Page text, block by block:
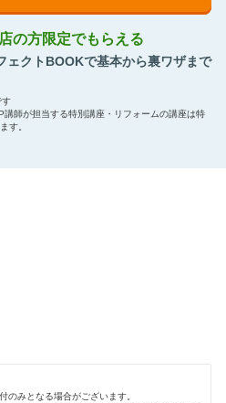
の方限定でもらえる
ェクトBOOKで基本から裏ワザまで
す
講師が担当する特別講座・リフォームの講座は特
す。
のみとなる場合がございます。